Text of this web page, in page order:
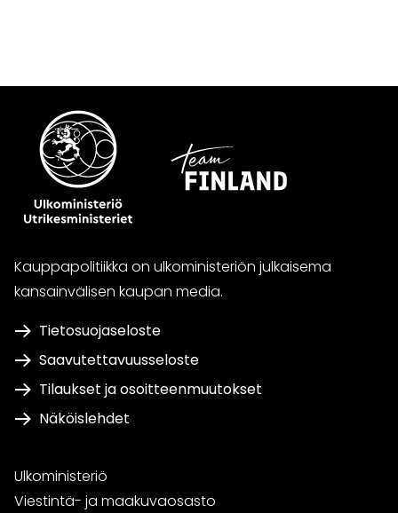
Kauppapolitiikka on ulkoministeriön julkaisema
kansainvälisen kaupan media.
Tietosuojaseloste
Saavutettavuusseloste
Tilaukset ja osoitteenmuutokset
Näköislehdet
Ulkoministeriö
Viestintä- ja maakuvaosasto